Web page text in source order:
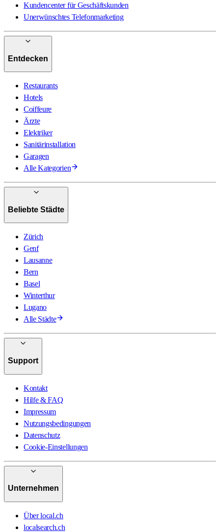
Kundencenter für Geschäftskunden
Unerwünschtes Telefonmarketing
Entdecken
Restaurants
Hotels
Coiffeure
Ärzte
Elektriker
Sanitärinstallation
Garagen
Alle Kategorien
Beliebte Städte
Zürich
Genf
Lausanne
Bern
Basel
Winterthur
Lugano
Alle Städte
Support
Kontakt
Hilfe & FAQ
Impressum
Nutzungsbedingungen
Datenschutz
Cookie-Einstellungen
Unternehmen
Über local.ch
localsearch.ch